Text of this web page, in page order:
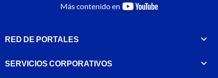
Más contenido en
youtube-
RED DE PORTALES
SERVICIOS CORPORATIVOS